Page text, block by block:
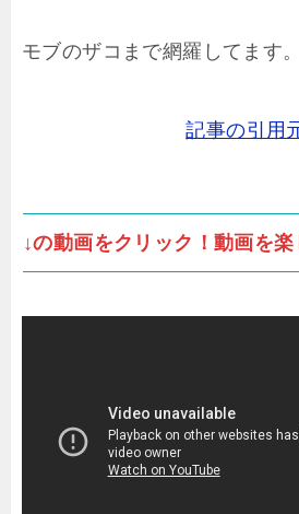
モブのザコまで網羅してます。
記事の引用
↓の動画をクリック！動画を楽